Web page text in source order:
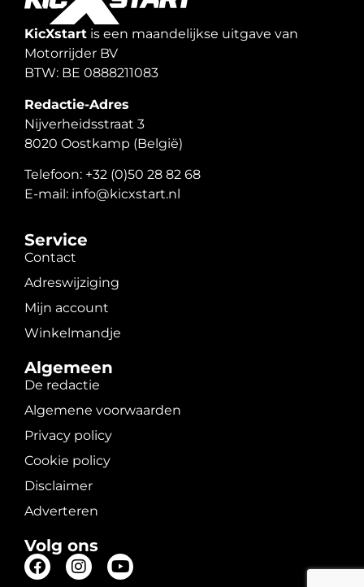
KicXstart is een maandelijkse uitgave van
Motorrijder BV
BTW: BE 0888211083
Redactie-Adres
Nijverheidsstraat 3
8020 Oostkamp (België)
Telefoon: +32 (0)50 28 82 68
E-mail: info@kicxstart.nl
Service
Contact
Adreswijziging
Mijn account
Winkelmandje
Algemeen
De redactie
Algemene voorwaarden
Privacy policy
Cookie policy
Disclaimer
Adverteren
Volg ons